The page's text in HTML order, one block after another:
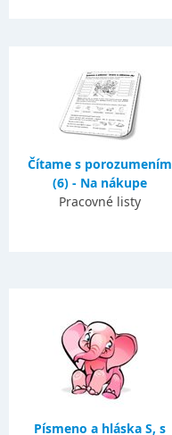
Čítame s porozumením
(6) - Na nákupe
Pracovné listy
Písmeno a hláska S, s